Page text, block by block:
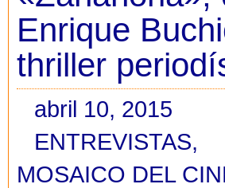
Enrique
thriller
abril 10, 2015
ENTREVISTAS,
MOSAICO DEL